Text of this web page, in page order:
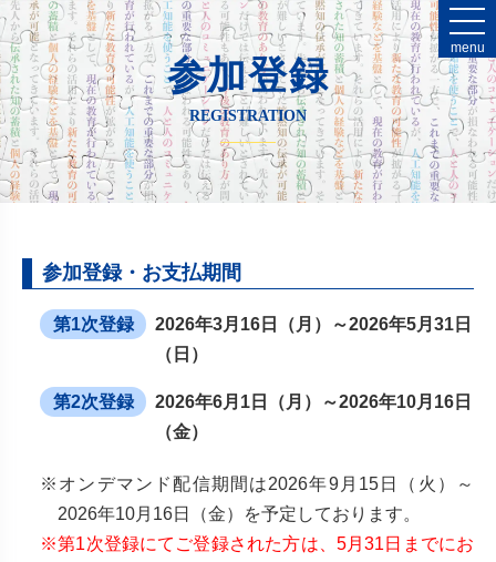
menu
参加登録
REGISTRATION
参加登録・お支払期間
第1次登録
2026年3月16日（月）～2026年5月31日
（日）
第2次登録
2026年6月1日（月）～2026年10月16日
（金）
※オンデマンド配信期間は2026年9月15日（火）～
2026年10月16日（金）を予定しております。
※第1次登録にてご登録された方は、5月31日までにお